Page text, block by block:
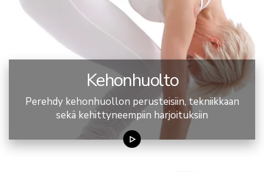
Kehonhuolto
Perehdy kehonhuollon perusteisiin, tekniikkaan
sekä kehittyneempiin harjoituksiin